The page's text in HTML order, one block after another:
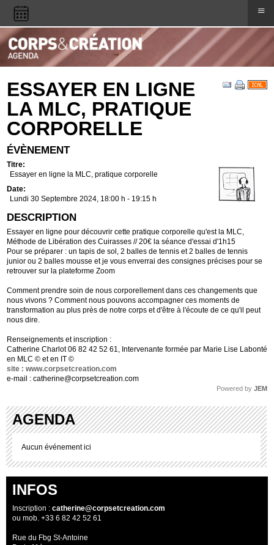
ESSAYER EN LIGNE
LA MLC, PRATIQUE
CORPORELLE
ÉVÈNEMENT
Titre:
Essayer en ligne la MLC, pratique corporelle
Date:
Lundi 30 Septembre 2024, 18:00 h - 19:15 h
DESCRIPTION
Essayer en ligne pour découvrir cette pratique corporelle qu'est la MLC,
Méthode de Libération des Cuirasses // 20€ la séance d'essai d'1h15
Pour se préparer : un tapis de sol, 2 balles de tennis et 2 balles de tennis
junior ou 2 balles mousse et je vous enverrai des consignes précises pour se
retrouver sur la plateforme Zoom
Comment prendre soin de nous corporellement dans ces changements que
nous vivons ? Comment nous pouvons accompagner ces moments de
transformation au plus près de notre corps et d'être à l'écoute de ce qu'il peut
nous dire.
Renseignements et inscription :
Catherine Charlot 06 82 42 52 61, Intervenante formée par Marie Lise Labonté
en MLC © et en IT ©
site : www.corpsetcreation.com
e-mail : catherine@corpsetcreation.com
Powered by JEM
AGENDA
Aucun événement ici
INFOS
Inscription : catherine@corpsetcreation.com
ou mob. +33 6 82 42 52 61
Rue du Fbg St-Antoine
≡